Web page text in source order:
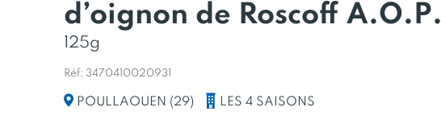
d’oignon de Roscoff A.O.P.
125g
Réf: 3470410020931
POULLAOUEN (29) LES 4 SAISONS